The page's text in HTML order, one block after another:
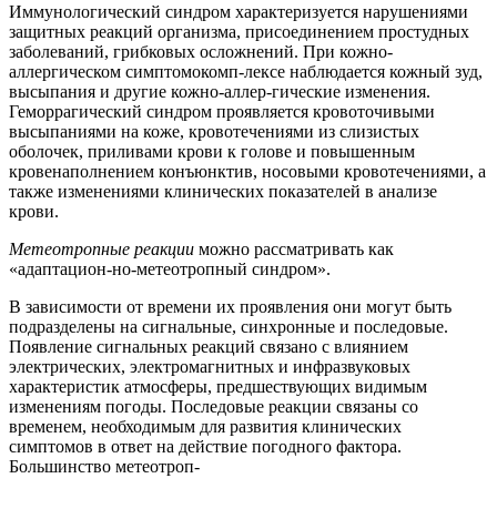
Иммунологический синдром характеризуется нарушениями
защитных реакций организма, присоединением простудных
заболеваний, грибковых осложнений. При кожно-
аллергическом симптомокомп-лексе наблюдается кожный зуд,
высыпания и другие кожно-аллер-гические изменения.
Геморрагический синдром проявляется кровоточивыми
высыпаниями на коже, кровотечениями из слизистых
оболочек, приливами крови к голове и повышенным
кровенаполнением конъюнктив, носовыми кровотечениями, а
также изменениями клинических показателей в анализе
крови.
Метеотропные реакции можно рассматривать как
«адаптацион-но-метеотропный синдром».
В зависимости от времени их проявления они могут быть
подразделены на сигнальные, синхронные и последовые.
Появление сигнальных реакций связано с влиянием
электрических, электромагнитных и инфразвуковых
характеристик атмосферы, предшествующих видимым
изменениям погоды. Последовые реакции связаны со
временем, необходимым для развития клинических
симптомов в ответ на действие погодного фактора.
Большинство метеотроп-